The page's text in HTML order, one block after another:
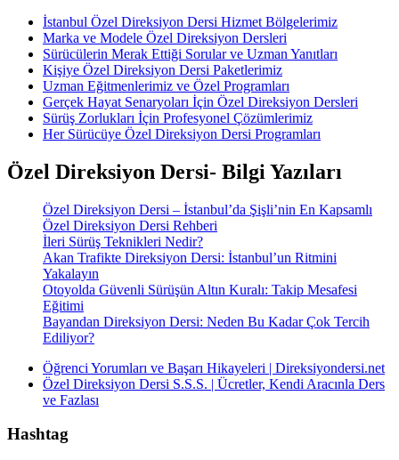
İstanbul Özel Direksiyon Dersi Hizmet Bölgelerimiz
Marka ve Modele Özel Direksiyon Dersleri
Sürücülerin Merak Ettiği Sorular ve Uzman Yanıtları
Kişiye Özel Direksiyon Dersi Paketlerimiz
Uzman Eğitmenlerimiz ve Özel Programları
Gerçek Hayat Senaryoları İçin Özel Direksiyon Dersleri
Sürüş Zorlukları İçin Profesyonel Çözümlerimiz
Her Sürücüye Özel Direksiyon Dersi Programları
Özel Direksiyon Dersi- Bilgi Yazıları
Özel Direksiyon Dersi – İstanbul’da Şişli’nin En Kapsamlı
Özel Direksiyon Dersi Rehberi
İleri Sürüş Teknikleri Nedir?
Akan Trafikte Direksiyon Dersi: İstanbul’un Ritmini
Yakalayın
Otoyolda Güvenli Sürüşün Altın Kuralı: Takip Mesafesi
Eğitimi
Bayandan Direksiyon Dersi: Neden Bu Kadar Çok Tercih
Ediliyor?
Öğrenci Yorumları ve Başarı Hikayeleri | Direksiyondersi.net
Özel Direksiyon Dersi S.S.S. | Ücretler, Kendi Aracınla Ders
ve Fazlası
Hashtag